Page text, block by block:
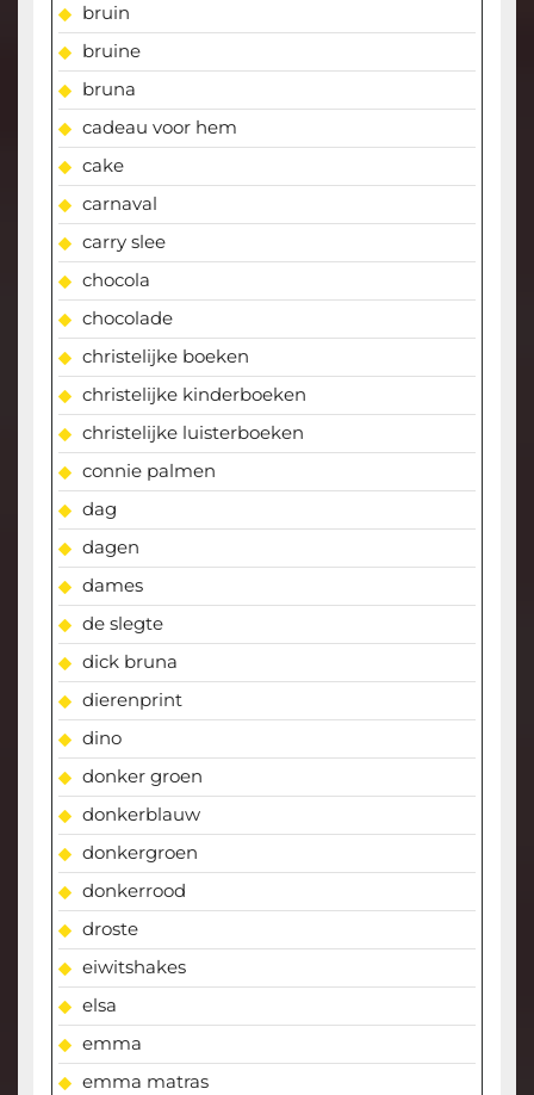
bruin
bruine
bruna
cadeau voor hem
cake
carnaval
carry slee
chocola
chocolade
christelijke boeken
christelijke kinderboeken
christelijke luisterboeken
connie palmen
dag
dagen
dames
de slegte
dick bruna
dierenprint
dino
donker groen
donkerblauw
donkergroen
donkerrood
droste
eiwitshakes
elsa
emma
emma matras